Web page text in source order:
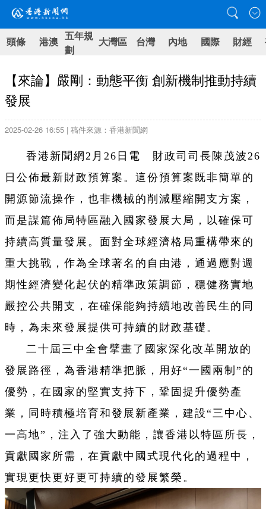
頭條 港澳 五年規
劃
大灣區 台灣 內地 國際 財經
【來論】嚴剛：動態平衡 創新機制推動持續
發展
2025-02-26 16:55 | 稿件來源：香港新聞網
香港新聞網2月26日電 財政司司長陳茂波26
日公佈最新財政預算案。這份預算案既非簡單的
開源節流操作，也非機械的削減壓縮開支方案，
而是謀篇佈局特區融入國家發展大局，以確保可
持續高質量發展。面對全球經濟格局重構帶來的
重大挑戰，作為全球著名的自由港，通過應對週
期性經濟變化起伏的精準政策調節，穩健務實地
嚴控公共開支，在確保能夠持續地改善民生的同
時，為未來發展提供可持續的財政基礎。
二十屆三中全會擘畫了國家深化改革開放的
發展路徑，為香港精準把脈，用好“一國兩制”的
優勢，在國家的堅實支持下，鞏固提升優勢產
業，同時積極培育和發展新產業，建設“三中心、
一高地”，注入了強大動能，讓香港以特區所長，
貢獻國家所需，在貢獻中國式現代化的過程中，
實現更快更好更可持續的發展繁榮。